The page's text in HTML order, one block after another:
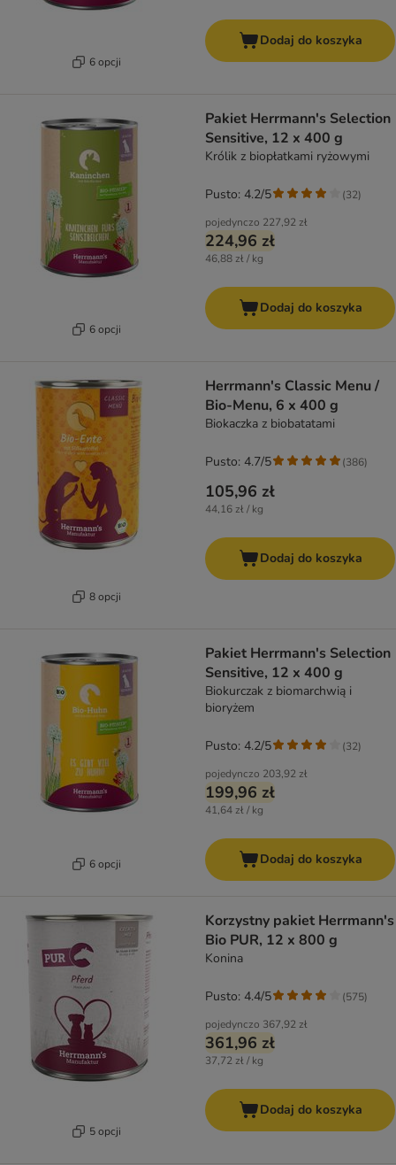
6 opcji
Dodaj do koszyka
6 opcji
Pakiet Herrmann's Selection
Sensitive, 12 x 400 g
Królik z biopłatkami ryżowymi
pojedynczo 227,92 zł
224,96 zł
46,88 zł / kg
Pusto: 4.2/5 (32)
Dodaj do koszyka
8 opcji
Herrmann's Classic Menu /
Bio-Menu, 6 x 400 g
Biokaczka z biobatatami
105,96 zł
44,16 zł / kg
Pusto: 4.7/5 (386)
Dodaj do koszyka
6 opcji
Pakiet Herrmann's Selection
Sensitive, 12 x 400 g
Biokurczak z biomarchwią i
bioryżem
pojedynczo 203,92 zł
199,96 zł
41,64 zł / kg
Pusto: 4.2/5 (32)
Dodaj do koszyka
5 opcji
Korzystny pakiet Herrmann's
Bio PUR, 12 x 800 g
Konina
pojedynczo 367,92 zł
361,96 zł
37,72 zł / kg
Pusto: 4.4/5 (575)
Dodaj do koszyka